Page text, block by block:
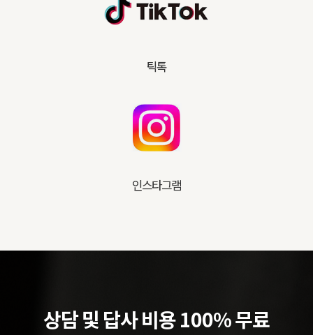
틱톡
인스타그램
상담 및 답사 비용 100% 무료